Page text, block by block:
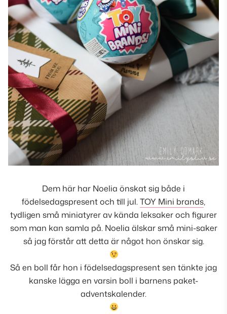
Dem här har Noelia önskat sig både i
födelsedagspresent och till jul.TOY Mini brands,
tydligen små miniatyrer av kända leksaker och figurer
som man kan samla på. Noelia älskar små mini-saker
så jag förstår att detta är något hon önskar sig.
Så en boll får hon i födelsedagspresent sen tänkte jag
kanske lägga en varsin boll i barnens paket-
adventskalender.